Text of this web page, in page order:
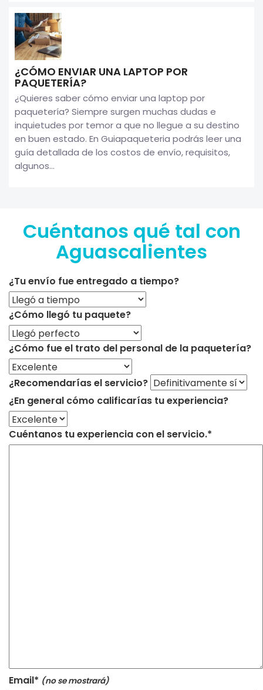
¿CÓMO ENVIAR UNA LAPTOP POR
PAQUETERÍA?
¿Quieres saber cómo enviar una laptop por
paquetería? Siempre surgen muchas dudas e
inquietudes por temor a que no llegue a su destino
en buen estado. En Guiapaqueteria podrás leer una
guía detallada de los costos de envío, requisitos,
algunos...
Cuéntanos qué tal con
Aguascalientes
¿Tu envío fue entregado a tiempo?
¿Cómo llegó tu paquete?
¿Cómo fue el trato del personal de la paquetería?
¿Recomendarías el servicio?
¿En general cómo calificarías tu experiencia?
Cuéntanos tu experiencia con el servicio.*
Email* (no se mostrará)